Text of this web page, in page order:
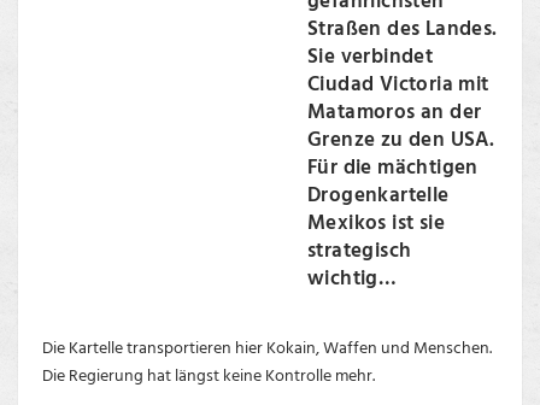
Straßen des Landes.
Sie verbindet
Ciudad Victoria mit
Matamoros an der
Grenze zu den USA.
Für die mächtigen
Drogenkartelle
Mexikos ist sie
strategisch
wichtig…
Die Kartelle transportieren hier Kokain, Waffen und Menschen.
Die Regierung hat längst keine Kontrolle mehr.